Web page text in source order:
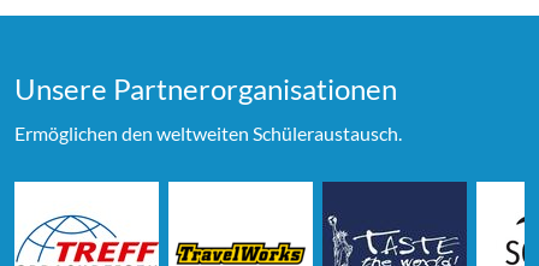
Unsere Partner­organi­sationen
Ermöglichen den weltweiten Schüleraustausch.